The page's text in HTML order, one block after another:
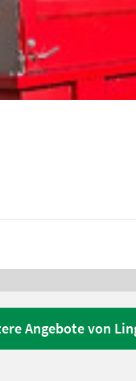
Angebote von